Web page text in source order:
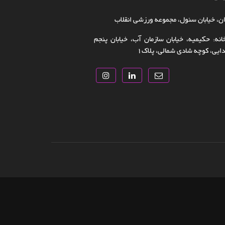
خیابان سئول، مجموعه ورزشی انقلاب
حکیمیه، خیابان سازمان آب، خیابان پنجم
کوچه شادی شمالی، پلاک‌۱